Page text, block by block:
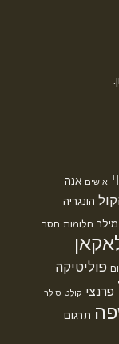
אישים אנה
הונגריה
חלומות חסר
פוליטיקה
פרנצי קולט סולר
תרגום